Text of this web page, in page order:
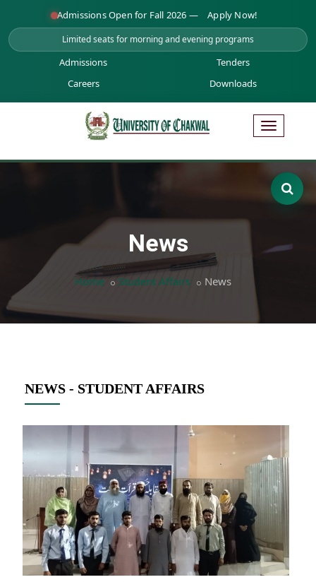
Admissions Open for Fall 2026 — Apply Now!
Limited seats for morning and evening programs
Admissions
Tenders
Careers
Downloads
News
Home Student Affairs News
NEWS - STUDENT AFFAIRS